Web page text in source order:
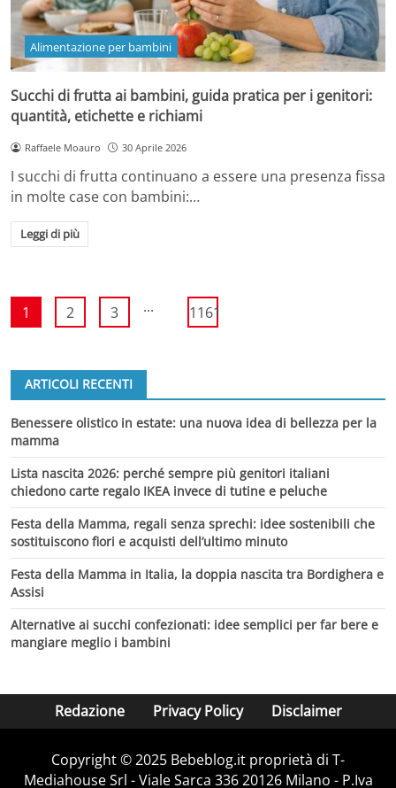
Alimentazione per bambini
Succhi di frutta ai bambini, guida pratica per i genitori:
quantità, etichette e richiami
Raffaele Moauro 30 Aprile 2026
I succhi di frutta continuano a essere una presenza fissa
in molte case con bambini:…
Leggi di più
1 2 3 ... 1161
ARTICOLI RECENTI
Benessere olistico in estate: una nuova idea di bellezza per la
mamma
Lista nascita 2026: perché sempre più genitori italiani
chiedono carte regalo IKEA invece di tutine e peluche
Festa della Mamma, regali senza sprechi: idee sostenibili che
sostituiscono fiori e acquisti dell’ultimo minuto
Festa della Mamma in Italia, la doppia nascita tra Bordighera e
Assisi
Alternative ai succhi confezionati: idee semplici per far bere e
mangiare meglio i bambini
Redazione Privacy Policy Disclaimer
Copyright © 2025 Bebeblog.it proprietà di T-
Mediahouse Srl - Viale Sarca 336 20126 Milano - P.Iva